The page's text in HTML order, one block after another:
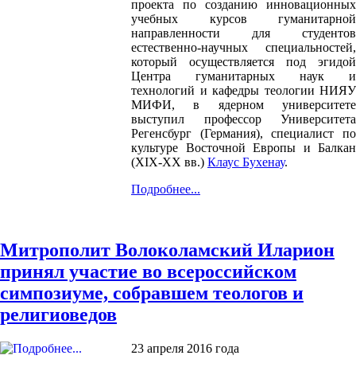
проекта по созданию инновационных
учебных курсов гуманитарной
направленности для студентов
естественно-научных специальностей,
который осуществляется под эгидой
Центра гуманитарных наук и
технологий и кафедры теологии НИЯУ
МИФИ, в ядерном университете
выступил профессор Университета
Регенсбург (Германия), специалист по
культуре Восточной Европы и Балкан
(XIX-XX вв.) Клаус Бухенау.
Подробнее...
Митрополит Волоколамский Иларион
принял участие во всероссийском
симпозиуме, собравшем теологов и
религиоведов
23 апреля 2016 года